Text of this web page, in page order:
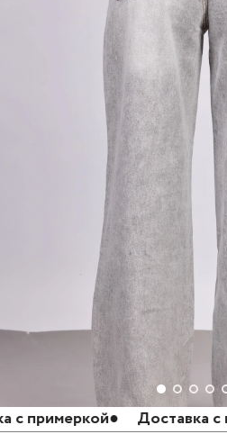
● Доставка с